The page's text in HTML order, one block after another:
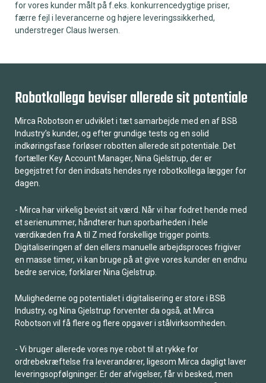
for vores kunder målt på f.eks. konkurrencedygtige priser,
færre fejl i leverancerne og højere leveringssikkerhed,
understreger Claus Iwersen.
Robotkollega beviser allerede sit potentiale
Mirca Robotson er udviklet i tæt samarbejde med en af BSB
Industry’s kunder, og efter grundige tests og en solid
indkøringsfase forløser robotten allerede sit potentiale. Det
fortæller Key Account Manager, Nina Gjelstrup, der er
begejstret for den indsats hendes nye robotkollega lægger for
dagen.
- Mirca har virkelig bevist sit værd. Når vi har fodret hende med
et serienummer, håndterer hun sporbarheden i hele
værdikæden fra A til Z med forskellige trigger points.
Digitaliseringen af den ellers manuelle arbejdsproces frigiver
en masse timer, vi kan bruge på at give vores kunder en endnu
bedre service, forklarer Nina Gjelstrup.
Mulighederne og potentialet i digitalisering er store i BSB
Industry, og Nina Gjelstrup forventer da også, at Mirca
Robotson vil få flere og flere opgaver i stålvirksomheden.
- Vi bruger allerede vores nye robot til at rykke for
ordrebekræftelse fra leverandører, ligesom Mirca dagligt laver
leveringsopfølgninger. Er der afvigelser, får vi besked, men